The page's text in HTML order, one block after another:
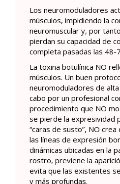
Los neuromoduladores
músculos, impidiendo la
neuromuscular y, por
pierdan su capacidad de
completa pasadas las 48-
La toxina botulínica NO
músculos. Un buen
neuromoduladores de
cabo por un profesional
procedimiento que NO
se pierde la expresividad
“caras de susto”, NO
las líneas de expresión
dinámicas ubicadas en la
rostro, previene la
evita que las existentes
y más profundas.